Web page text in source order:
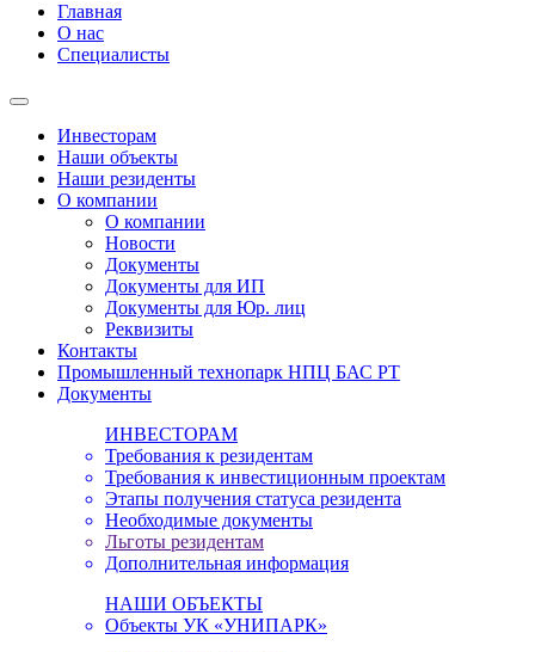
Главная
О нас
Специалисты
Инвесторам
Наши объекты
Наши резиденты
О компании
О компании
Новости
Документы
Документы для ИП
Документы для Юр. лиц
Реквизиты
Контакты
Промышленный технопарк НПЦ БАС РТ
Документы
ИНВЕСТОРАМ
Требования к резидентам
Требования к инвестиционным проектам
Этапы получения статуса резидента
Необходимые документы
Льготы резидентам
Дополнительная информация
НАШИ ОБЪЕКТЫ
Объекты УК «УНИПАРК»